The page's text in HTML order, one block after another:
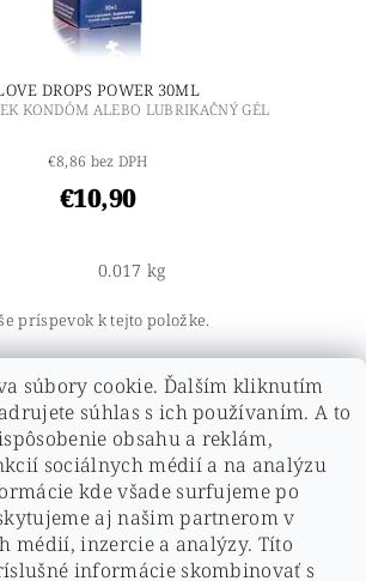
DROPS POWER 30ML
KONDÓM ALEBO LUBRIKAČNÝ GÉL
€8,86 bez DPH
€10,90
0.017 kg
príspevok k tejto položke.
príspevok k tejto položke.
súbory cookie. Ďalším kliknutím
súhlas s ich používaním. A to
obsahu a reklám,
sociálnych médií a na analýzu
kde všade surfujeme po
aj našim partnerom v
médií, inzercie a analýzy. Títo
informácie skombinovať s